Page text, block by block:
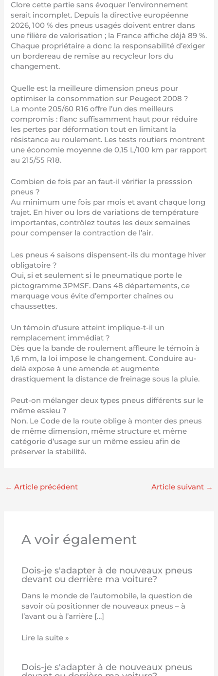
Clore cette partie sans évoquer l’environnement
serait incomplet. Depuis la directive européenne
2026, 100 % des pneus usagés doivent entrer dans
une filière de valorisation ; la France affiche déjà 89 %.
Chaque propriétaire a donc la responsabilité d’exiger
un bordereau de remise au recycleur lors du
changement.
Quelle est la meilleure dimension pneus pour
optimiser la consommation sur Peugeot 2008 ?
La monte 205/60 R16 offre l’un des meilleurs
compromis : flanc suffisamment haut pour réduire
les pertes par déformation tout en limitant la
résistance au roulement. Les tests routiers montrent
une économie moyenne de 0,15 L/100 km par rapport
au 215/55 R18.
Combien de fois par an faut-il vérifier la presssion
pneus ?
Au minimum une fois par mois et avant chaque long
trajet. En hiver ou lors de variations de température
importantes, contrôlez toutes les deux semaines
pour compenser la contraction de l’air.
Les pneus 4 saisons dispensent-ils du montage hiver
obligatoire ?
Oui, si et seulement si le pneumatique porte le
pictogramme 3PMSF. Dans 48 départements, ce
marquage vous évite d’emporter chaînes ou
chaussettes.
Un témoin d’usure atteint implique-t-il un
remplacement immédiat ?
Dès que la bande de roulement affleure le témoin à
1,6 mm, la loi impose le changement. Conduire au-
delà expose à une amende et augmente
drastiquement la distance de freinage sous la pluie.
Peut-on mélanger deux types pneus différents sur le
même essieu ?
Non. Le Code de la route oblige à monter des pneus
de même dimension, même structure et même
catégorie d’usage sur un même essieu afin de
préserver la stabilité.
← Article précédent Article suivant →
A voir également
Dois-je s'adapter à de nouveaux pneus
devant ou derrière ma voiture?
Dans le monde de l’automobile, la question de
savoir où positionner de nouveaux pneus – à
l’avant ou à l’arrière […]
Lire la suite »
Dois-je s'adapter à de nouveaux pneus